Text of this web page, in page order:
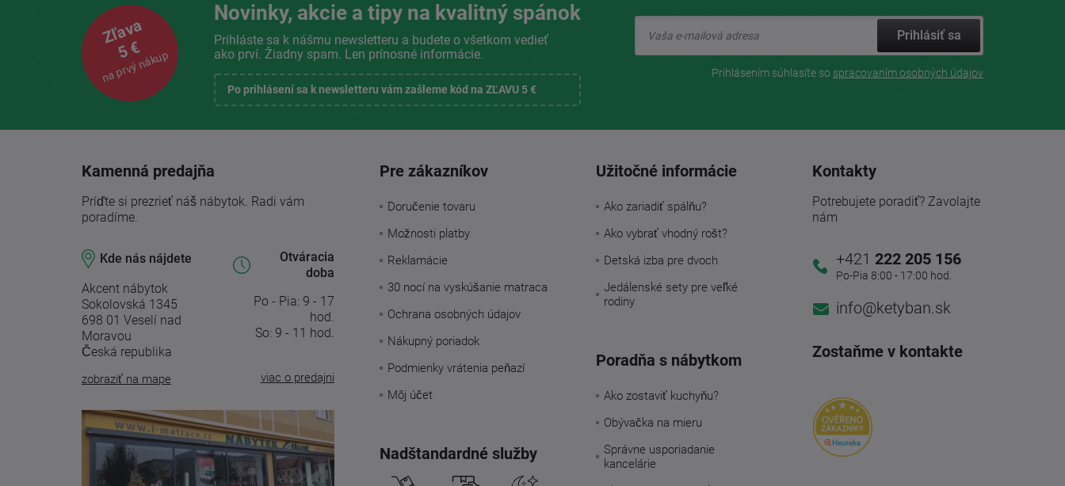
Zľava
5 €
na prvý nákup
Novinky, akcie a tipy na kvalitný spánok
Prihláste sa k nášmu newsletteru a budete o všetkom vedieť
ako prví. Žiadny spam. Len prínosné informácie.
Po prihlásení sa k newsletteru vám zašleme kód na ZĽAVU 5 €
Prihlásiť sa
Prihlásením súhlasíte so spracovaním osobných údajov
Kamenná predajňa
Príďte si prezrieť náš nábytok. Radi vám
poradíme.
Kde nás nájdete
Akcent nábytok
Sokolovská 1345
698 01 Veselí nad
Moravou
Česká republika
zobraziť na mape
Otváracia
doba
Po - Pia: 9 - 17
hod.
So: 9 - 11 hod.
viac o predajni
Pre zákazníkov
Doručenie tovaru
Možnosti platby
Reklamácie
30 nocí na vyskúšanie matraca
Ochrana osobných údajov
Nákupný poriadok
Podmienky vrátenia peňazí
Môj účet
Nadštandardné služby
Užitočné informácie
Ako zariadiť spálňu?
Ako vybrať vhodný rošt?
Detská izba pre dvoch
Jedálenské sety pre veľké
rodiny
Poradňa s nábytkom
Ako zostaviť kuchyňu?
Obývačka na mieru
Správne usporiadanie
kancelárie
Kontakty
Potrebujete poradiť? Zavolajte
nám
+421 222 205 156
Po-Pia 8:00 - 17:00 hod.
info@ketyban.sk
Zostaňme v kontakte